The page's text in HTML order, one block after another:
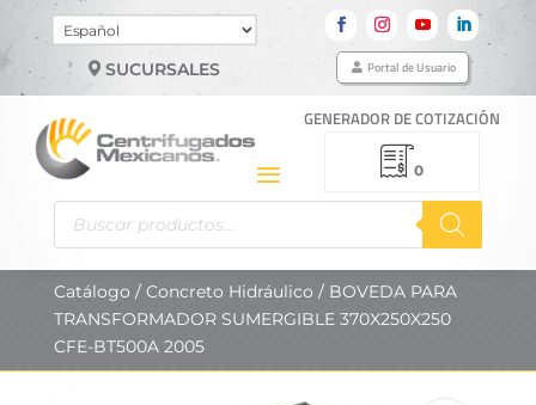
Elegir
un
idiomaSUCURSALES Portal de Usuario
GENERADOR DE COTIZACIÓN
0
Búsqueda
productos
Catálogo / Concreto Hidráulico / BOVEDA PARA
TRANSFORMADOR SUMERGIBLE 370X250X250
CFE-BT500A 2005